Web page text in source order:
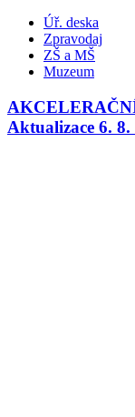
Úř. deska
Zpravodaj
ZŠ a MŠ
Muzeum
Aktualizace 6. 8.